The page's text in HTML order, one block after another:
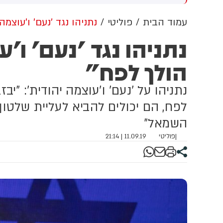
החוק נדרשים למצות
שבחטיבת בנימין, עולה כי מדובר
שנכנסו ליישוב כוכב יעקב.
החשודים מעוכבים בנקודה. אין
חשש לאירוע ביטחוני.
עמוד הבית פוליטי נתניהו נגד 'נעם'
נתניהו נגד 'נעם'
הולך לפח"
נתניהו על 'נעם' ו'עוצמה יהודית':
לפח, הם יכולים להביא לעליית
השמאל"
|פוליטי 11.09.19 | 21:14